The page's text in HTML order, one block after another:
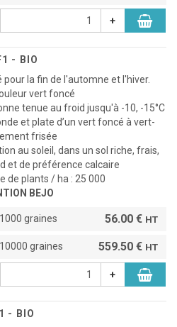
+
- BIO
pour la fin de l'automne et l'hiver.
vert foncé
tenue au froid jusqu'à -10, -15°C
et plate d’un vert foncé à vert-
frisée
au soleil, dans un sol riche, frais,
et de préférence calcaire
de plants / ha : 25 000
BEJO
1000 graines 56.00 € HT
10000 graines 559.50 € HT
+
- BIO